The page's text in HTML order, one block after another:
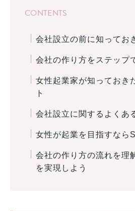
CONTENTS
会社設立の前に知ってお
会社の作り方をステップ
女性起業家が知っておき
ト
会社設立に関するよくあ
女性が起業を目指すなら
会社の作り方の流れを理
を実現しよう